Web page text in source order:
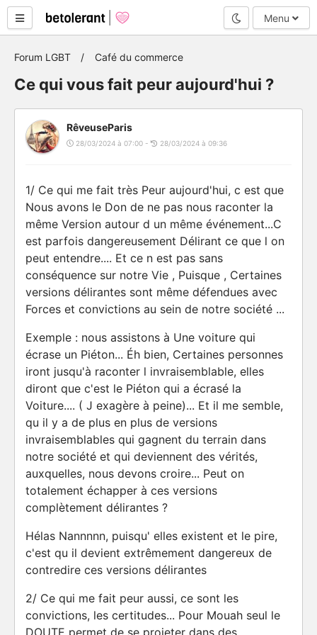
Mode nuit
Menu
Forum LGBT Café du commerce
Ce qui vous fait peur aujourd'hui ?
RêveuseParis
28/03/2024 à 07:00 - 28/03/2024 à 09:36
1/ Ce qui me fait très Peur aujourd'hui, c est que
Nous avons le Don de ne pas nous raconter la
même Version autour d un même événement...C
est parfois dangereusement Délirant ce que l on
peut entendre.... Et ce n est pas sans
conséquence sur notre Vie , Puisque , Certaines
versions délirantes sont même défendues avec
Forces et convictions au sein de notre société ...
Exemple : nous assistons à Une voiture qui
écrase un Piéton... Éh bien, Certaines personnes
iront jusqu'à raconter l invraisemblable, elles
diront que c'est le Piéton qui a écrasé la
Voiture.... ( J exagère à peine)... Et il me semble,
qu il y a de plus en plus de versions
invraisemblables qui gagnent du terrain dans
notre société et qui deviennent des vérités,
auxquelles, nous devons croire... Peut on
totalement échapper à ces versions
complètement délirantes ?
Hélas Nannnnn, puisqu' elles existent et le pire,
c'est qu il devient extrêmement dangereux de
contredire ces versions délirantes
2/ Ce qui me fait peur aussi, ce sont les
convictions, les certitudes... Pour Mouah seul le
DOUTE permet de se projeter dans des